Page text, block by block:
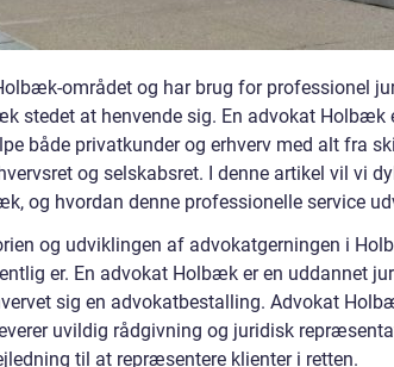
området og har brug for professionel
stedet at henvende sig. En advokat Holbæk
både privatkunder og erhverv med alt fra
og selskabsret. I denne artikel vil vi
og hvordan denne professionelle service
og udviklingen af advokatgerningen i
er. En advokat Holbæk er en uddannet
sig en advokatbestalling. Advokat
uvildig rådgivning og juridisk
til at repræsentere klienter i retten.